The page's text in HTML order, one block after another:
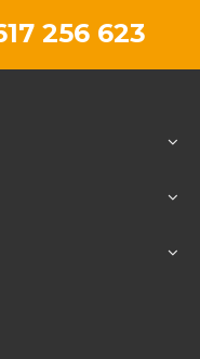
256 623